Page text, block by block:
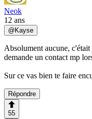
Neok
12 ans
@ Kayse
Absolument aucune,
demande un contact mp
Sur ce vas bien te faire
Répondre
55